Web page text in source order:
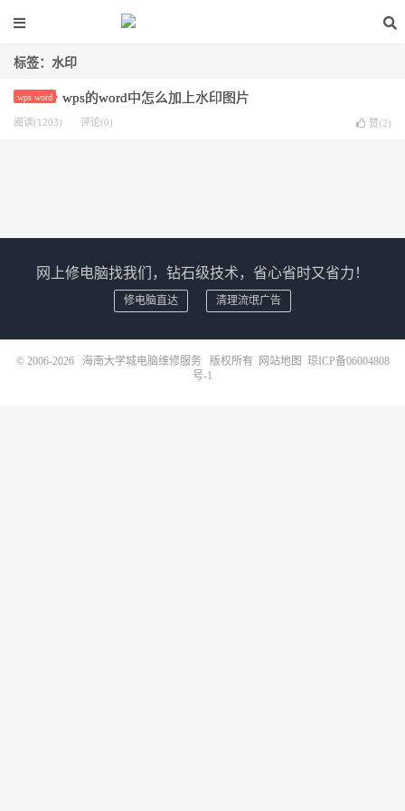
标签：水印
wps word wps的word中怎么加上水印图片
阅读(1203) 评论(0) 赞(2)
网上修电脑找我们，钻石级技术，省心省时又省力！
修电脑直达 清理流氓广告
© 2006-2026 海南大学城电脑维修服务 版权所有 网站地图 琼ICP备06004808
号-1